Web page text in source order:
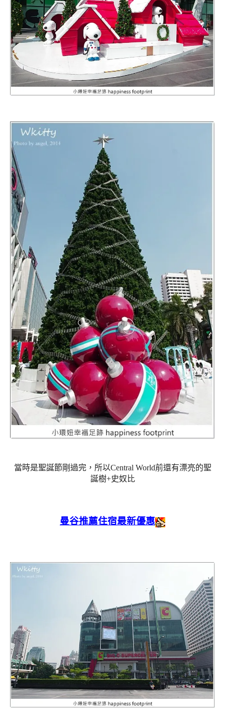
當時是聖誕節剛過完，所以Central World前還有漂亮的聖
誕樹+史奴比
曼谷推薦住宿最新優惠